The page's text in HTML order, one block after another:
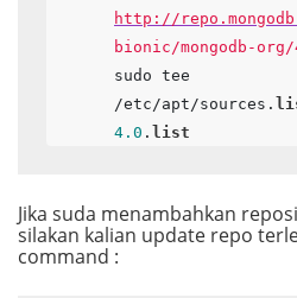
http://
bionic/mongodb-
sudo tee
/etc/apt/sources.
4.0 . list
Jika suda menambahkan
silakan kalian update repo
command :